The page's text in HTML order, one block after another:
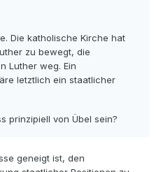
Die katholische Kirche hat
zu bewegt, die
Luther weg. Ein
letztlich ein staatlicher
prinzipiell von Übel sein?
geneigt ist, den